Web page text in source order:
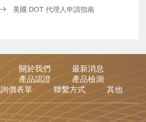
美國 DOT 代理人申請指南
關於我們
最新消息
產品認證
產品檢測
詢價表單 聯繫方式 其他